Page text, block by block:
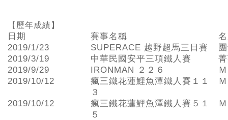
【歷年成績】
日期 賽事名稱
2019/1/23
SUPERACE 越野超馬三日賽
2019/3/19
中華民國安平三項鐵人賽
2019/9/29
IRONMAN ２２６
2019/10/12
瘋三鐵花蓮鯉魚潭鐵人賽１１
３
2019/10/12
瘋三鐵花蓮鯉魚潭鐵人賽５１
５